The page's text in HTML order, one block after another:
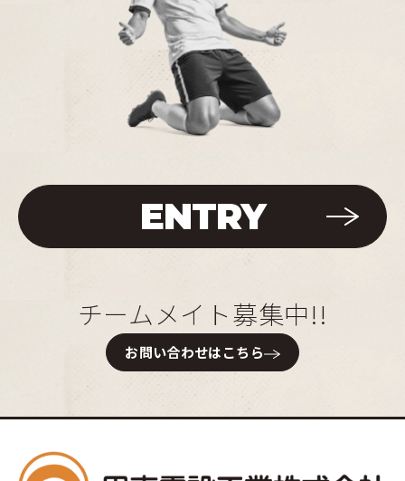
ENTRY
チームメイト募集中!!
お問い合わせはこちら